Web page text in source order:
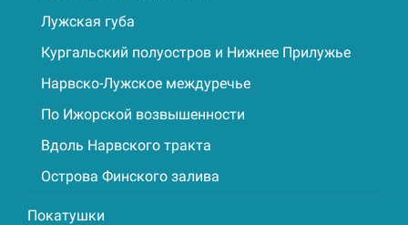
Лужская губа
Кургальский полуостров и Нижнее Прилужье
Нарвско-Лужское междуречье
По Ижорской возвышенности
Вдоль Нарвского тракта
Острова Финского залива
Покатушки